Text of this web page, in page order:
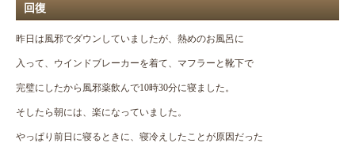
回復
昨日は風邪でダウンしていましたが、熱めのお風呂に
入って、ウインドブレーカーを着て、マフラーと靴下で
完璧にしたから風邪薬飲んで10時30分に寝ました。
そしたら朝には、楽になっていました。
やっぱり前日に寝るときに、寝冷えしたことが原因だった